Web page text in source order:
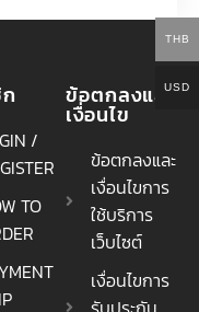
/
TO
ข้อตกลงและ
เงื่อนไข
ข้อตกลงและ
เงื่อนไขการ
ใช้บริการ
เว็บไซต์
เงื่อนไขการ
THB
USD